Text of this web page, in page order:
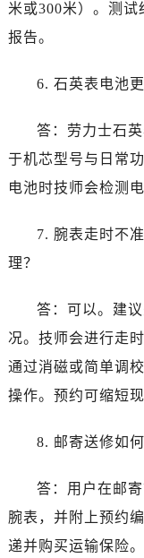
节假日正
米或300米）。测
报告。
6. 石英表电池
答：劳力士石
于机芯型号与日常
电池时技师会检测
7. 腕表走时不
理？
答：可以。建
况。技师会进行走
通过消磁或简单调
操作。预约可缩短
8. 邮寄送修如
答：用户在邮
腕表，并附上预约
递并购买运输保险